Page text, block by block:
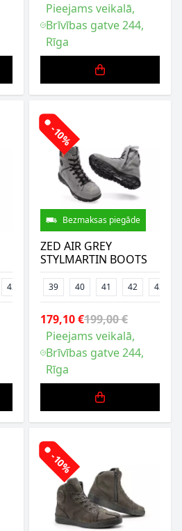
Pieejams veikalā,
Brīvības gatve 244,
Rīga
43
-10%
Bezmaksas piegāde
ZED AIR GREY
STYLMARTIN BOOTS
39 40 41 42 43
179,10 €199,00 €
Pieejams veikalā,
Brīvības gatve 244,
Rīga
-10%